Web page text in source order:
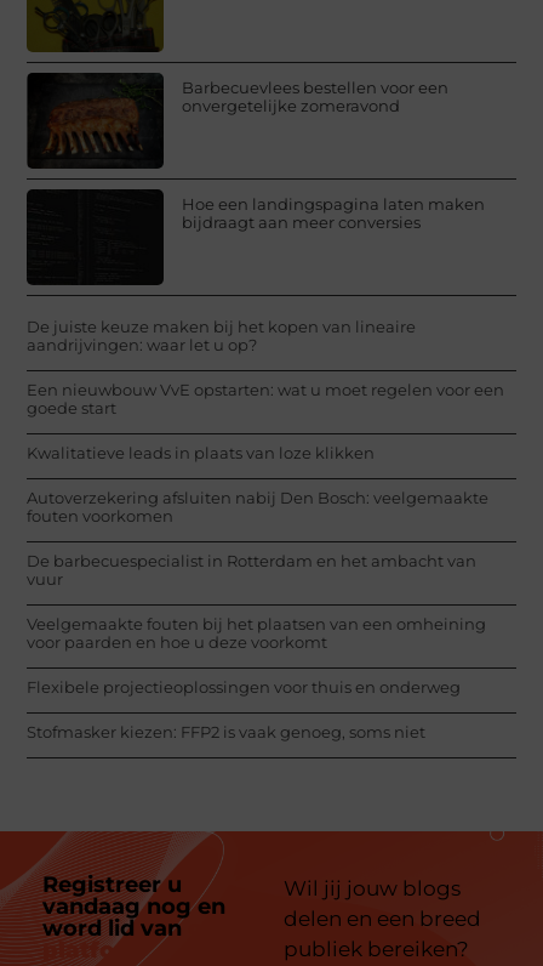
Barbecuevlees bestellen voor een
onvergetelijke zomeravond
Hoe een landingspagina laten maken
bijdraagt aan meer conversies
De juiste keuze maken bij het kopen van lineaire
aandrijvingen: waar let u op?
Een nieuwbouw VvE opstarten: wat u moet regelen voor een
goede start
Kwalitatieve leads in plaats van loze klikken
Autoverzekering afsluiten nabij Den Bosch: veelgemaakte
fouten voorkomen
De barbecuespecialist in Rotterdam en het ambacht van
vuur
Veelgemaakte fouten bij het plaatsen van een omheining
voor paarden en hoe u deze voorkomt
Flexibele projectieoplossingen voor thuis en onderweg
Stofmasker kiezen: FFP2 is vaak genoeg, soms niet
Registreer u
vandaag nog en
word lid van
platform
Wil jij jouw blogs
delen en een breed
publiek bereiken?